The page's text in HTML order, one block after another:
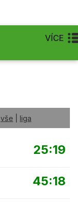
VÍCE
vše liga
25:19
45:18